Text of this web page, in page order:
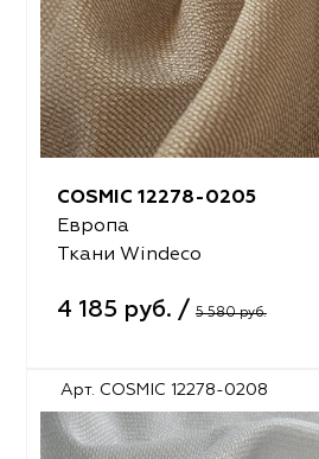
COSMIC 12278-0205
Европа
Ткани Windeco
4 185 руб. / 5 580 руб.
Арт. COSMIC 12278-0208